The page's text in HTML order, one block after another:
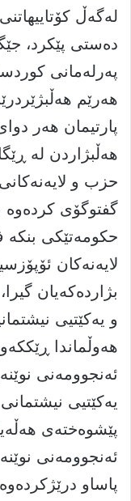
لەگەڵ
دەستى پێکرد،
پەرلەمانى
هەرێم
پارتیمان هەر
هەڵبژاردن لە
حزب و
گفتوگۆى کردەوە
حکومەتێکى بنکە
لایەنەکان
بژاردەکەیان
و یەکێتیى
هەوڵماندا
ئەنجوومەنى
یەکێتیى
پێشوەختەى
ئەنجوومەنى
پاساو